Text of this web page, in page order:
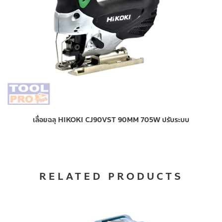
เลื่อยฉลุ HIKOKI CJ90VST 90MM 705W ปรับระบบ
RELATED PRODUCTS